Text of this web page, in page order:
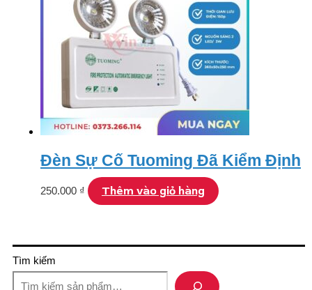
Đèn Sự Cố Tuoming Đã Kiểm Định
250.000 ₫ Thêm vào giỏ hàng
Tìm kiếm